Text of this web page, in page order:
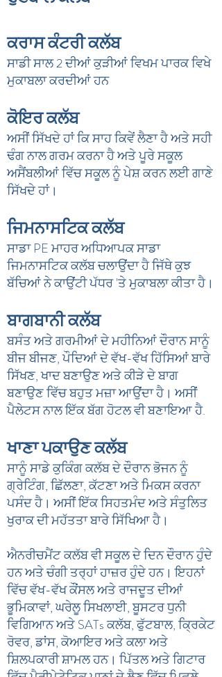
ਕਰਾਸ ਕੰਟਰੀ ਕਲੱਬ
ਸਾਡੀ ਸਾਲ 2 ਦੀਆਂ ਕੁੜੀਆਂ ਵਿਖਮ ਪਾਰਕ ਵਿਖੇ
ਮੁਕਾਬਲਾ ਕਰਦੀਆਂ ਹਨ
ਕੋਇਰ ਕਲੱਬ
ਅਸੀਂ ਸਿੱਖਦੇ ਹਾਂ ਕਿ ਸਾਹ ਕਿਵੇਂ ਲੈਣਾ ਹੈ ਅਤੇ ਸਹੀ
ਢੰਗ ਨਾਲ ਗਰਮ ਕਰਨਾ ਹੈ ਅਤੇ ਪੂਰੇ ਸਕੂਲ
ਅਸੈਂਬਲੀਆਂ ਵਿੱਚ ਸਕੂਲ ਨੂੰ ਪੇਸ਼ ਕਰਨ ਲਈ ਗਾਣੇ
ਸਿੱਖਦੇ ਹਾਂ।
ਜਿਮਨਾਸਟਿਕ ਕਲੱਬ
ਸਾਡਾ PE ਮਾਹਰ ਅਧਿਆਪਕ ਸਾਡਾ
ਜਿਮਨਾਸਟਿਕ ਕਲੱਬ ਚਲਾਉਂਦਾ ਹੈ ਜਿੱਥੇ ਕੁਝ
ਬੱਚਿਆਂ ਨੇ ਕਾਉਂਟੀ ਪੱਧਰ 'ਤੇ ਮੁਕਾਬਲਾ ਕੀਤਾ ਹੈ।
ਬਾਗਬਾਨੀ ਕਲੱਬ
ਬਸੰਤ ਅਤੇ ਗਰਮੀਆਂ ਦੇ ਮਹੀਨਿਆਂ ਦੌਰਾਨ ਸਾਨੂੰ
ਬੀਜ ਬੀਜਣ, ਪੌਦਿਆਂ ਦੇ ਵੱਖ-ਵੱਖ ਹਿੱਸਿਆਂ ਬਾਰੇ
ਸਿੱਖਣ, ਖਾਦ ਬਣਾਉਣ ਅਤੇ ਕੀੜੇ ਦੇ ਬਾਗ
ਬਣਾਉਣ ਵਿੱਚ ਬਹੁਤ ਮਜ਼ਾ ਆਉਂਦਾ ਹੈ। ਅਸੀਂ
ਪੈਲੇਟਸ ਨਾਲ ਇੱਕ ਬੱਗ ਹੋਟਲ ਵੀ ਬਣਾਇਆ ਹੈ.
ਖਾਣਾ ਪਕਾਉਣ ਕਲੱਬ
ਸਾਨੂੰ ਸਾਡੇ ਕੁਕਿੰਗ ਕਲੱਬ ਦੇ ਦੌਰਾਨ ਭੋਜਨ ਨੂੰ
ਗ੍ਰੇਟਿੰਗ, ਛਿੱਲਣਾ, ਕੱਟਣਾ ਅਤੇ ਮਿਕਸ ਕਰਨਾ
ਪਸੰਦ ਹੈ। ਅਸੀਂ ਇੱਕ ਸਿਹਤਮੰਦ ਅਤੇ ਸੰਤੁਲਿਤ
ਖੁਰਾਕ ਦੀ ਮਹੱਤਤਾ ਬਾਰੇ ਸਿੱਖਿਆ ਹੈ।
ਐਨਰੀਚਮੈਂਟ ਕਲੱਬ ਵੀ ਸਕੂਲ ਦੇ ਦਿਨ ਦੌਰਾਨ ਹੁੰਦੇ
ਹਨ ਅਤੇ ਚੰਗੀ ਤਰ੍ਹਾਂ ਹਾਜ਼ਰ ਹੁੰਦੇ ਹਨ। ਇਹਨਾਂ
ਵਿੱਚ ਵੱਖ-ਵੱਖ ਕੌਂਸਲ ਅਤੇ ਰਾਜਦੂਤ ਦੀਆਂ
ਭੂਮਿਕਾਵਾਂ, ਘਰੇਲੂ ਸਿਖਲਾਈ, ਬੂਸਟਰ ਧੁਨੀ
ਵਿਗਿਆਨ ਅਤੇ SATs ਕਲੱਬ, ਫੁੱਟਬਾਲ, ਕ੍ਰਿਕੇਟ
ਰੋਵਰ, ਡਾਂਸ, ਕੋਆਇਰ ਅਤੇ ਕਲਾ ਅਤੇ
ਸ਼ਿਲਪਕਾਰੀ ਸ਼ਾਮਲ ਹਨ। ਪਿੱਤਲ ਅਤੇ ਗਿਟਾਰ